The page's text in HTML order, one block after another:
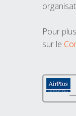
Pour
sur le